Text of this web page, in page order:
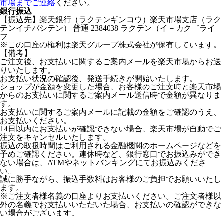
市場までご連絡 ください。
銀行振込
【振込先】楽天銀行（ラクテンギンコウ）楽天市場支店（ラク
テンイチバシテン） 普通 2384038 ラクテン（イ－カク゛ライ
フ
※この口座の権利は楽天グループ株式会社が保有しています。
【備考】
ご注文後、お支払いに関するご案内メールを楽天市場からお送
りいたします。
お支払い状況の確認後、発送手続きが開始いたします。
ショップが金額を変更した場合、お客様のご注文時と楽天市場
からのお支払いに関するご案内メール送信時で金額が異なりま
す。
お支払いに関するご案内メールに記載の金額をご確認のうえ、
お支払いください。
14日以内にお支払いが確認できない場合、楽天市場が自動でご
注文をキャンセルいたします。
振込の取扱時間はご利用される金融機関のホームページなどを
予めご確認ください。連休時など、銀行窓口でお振込みができ
ない場合は、ATMやネットバンキングにてお振込みくださ
い。
誠に勝手ながら、振込手数料はお客様のご負担でお願いいたし
ます。
※ご注文者様名義の口座よりお支払いください。ご注文者様以
外の名義でお支払いいただいた場合、お支払いの確認ができな
い場合がございます。